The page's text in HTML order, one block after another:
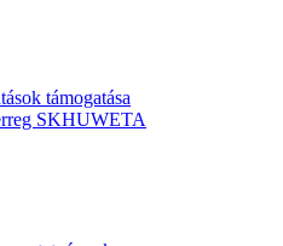
támogatása
SKHUWETA